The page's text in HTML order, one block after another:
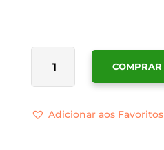
QUANTIDADE
SINALÉTICA
DE
COMPRAR
Adicionar aos Favoritos